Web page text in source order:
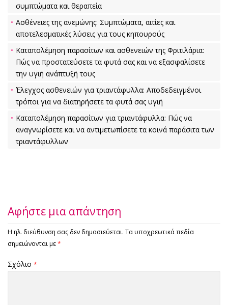
συμπτώματα και θεραπεία
Ασθένειες της ανεμώνης: Συμπτώματα, αιτίες και
αποτελεσματικές λύσεις για τους κηπουρούς
Καταπολέμηση παρασίτων και ασθενειών της Φριτιλάρια:
Πώς να προστατεύσετε τα φυτά σας και να εξασφαλίσετε
την υγιή ανάπτυξή τους
Έλεγχος ασθενειών για τριαντάφυλλα: Αποδεδειγμένοι
τρόποι για να διατηρήσετε τα φυτά σας υγιή
Καταπολέμηση παρασίτων για τριαντάφυλλα: Πώς να
αναγνωρίσετε και να αντιμετωπίσετε τα κοινά παράσιτα των
τριαντάφυλλων
Αφήστε μια απάντηση
Η ηλ. διεύθυνση σας δεν δημοσιεύεται. Τα υποχρεωτικά πεδία
σημειώνονται με*
Σχόλιο *